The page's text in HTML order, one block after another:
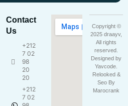
Contact
Us
+212
7 02
98
20
20
+212
7 02
Copyright ©
2025 draayv,
All rights
reserved.
Designed by
Yavcode
Relooked &
Seo By
Marocrank